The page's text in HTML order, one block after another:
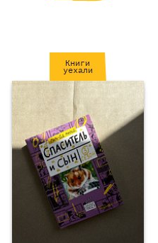
Книги
уехали